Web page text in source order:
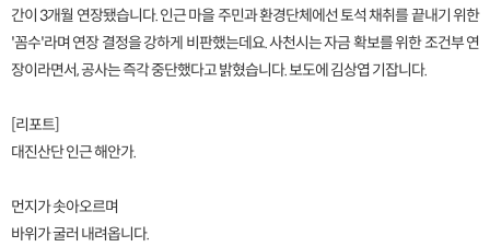
간이 3개월 연장됐습니다. 인근 마을 주민과 환경단체에선 토석 채취를 끝내기 위한
'꼼수'라며 연장 결정을 강하게 비판했는데요. 사천시는 자금 확보를 위한 조건부 연
장이라면서, 공사는 즉각 중단했다고 밝혔습니다. 보도에 김상엽 기잡니다.
[리포트]
대진산단 인근 해안가.
먼지가 솟아오르며
바위가 굴러 내려옵니다.